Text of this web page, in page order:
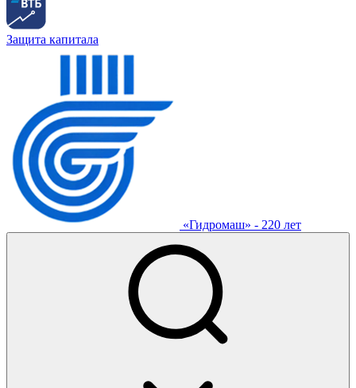
Защита капитала
«Гидромаш» - 220 лет